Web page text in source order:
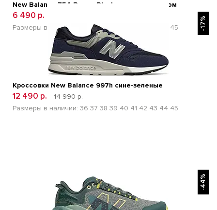
New Balance 754 Brown Black кожаные с мехом
6 490 р.
Размеры в наличии:
37 38 45 -17%
Кроссовки New Balance 997h сине-зеленые
12 490 р.
14 990 р.
Размеры в наличии: 36 37 38 39 40 41 42 43 44 45
-44%